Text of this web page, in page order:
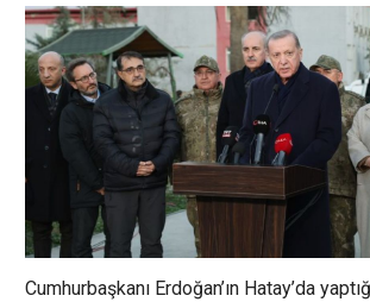
Cumhurbaşkanı Erdoğan’ın Hatay’da